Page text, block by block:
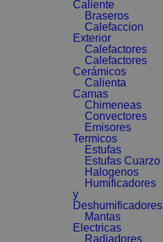
Caliente
Braseros
Calefaccion
Exterior
Calefactores
Calefactores
Cerámicos
Calienta
Camas
Chimeneas
Convectores
Emisores
Termicos
Estufas
Estufas Cuarzo
Halogenos
Humificadores
y
Deshumificadores
Mantas
Electricas
Radiadores